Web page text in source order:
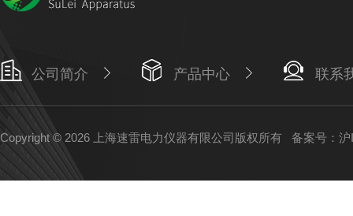
公司简介 产品中心 联系
Copyright © 2026 上海速雷电力仪器有限公司版权所有 备案号：